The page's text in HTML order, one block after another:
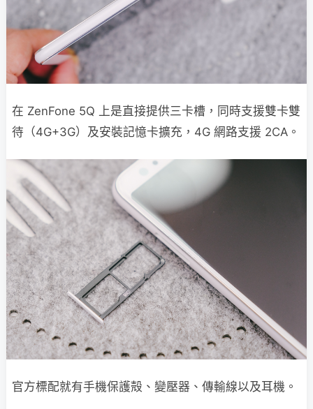
在 ZenFone 5Q 上是直接提供三卡槽，同時支援雙卡雙
待（4G+3G）及安裝記憶卡擴充，4G 網路支援 2CA。
官方標配就有手機保護殻、變壓器、傳輸線以及耳機。